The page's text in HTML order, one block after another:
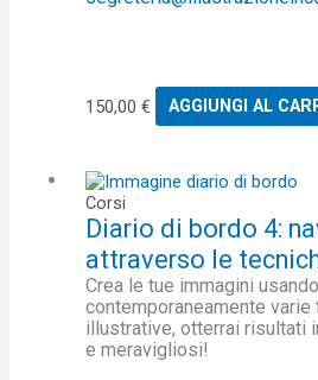
150,00 € AGGIUNGI AL
Corsi
Diario di bordo 4:
attraverso le
Crea le tue immagini usando
contemporaneamente varie
illustrative, otterrai risultati
e meravigliosi!